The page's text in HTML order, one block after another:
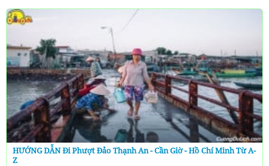
HƯỚNG DẪN Đi Phượt Đảo Thạnh An - Cần Giờ - Hồ Chí Minh Từ A-
Z